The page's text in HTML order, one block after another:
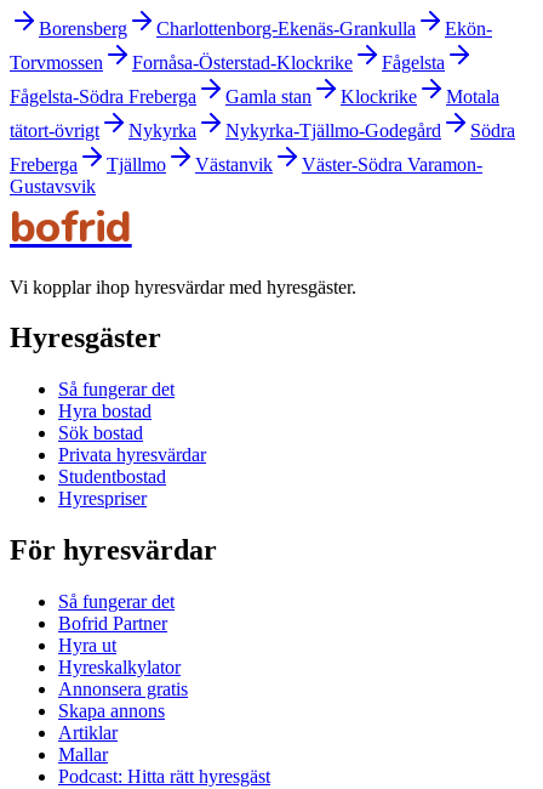
Borensberg Charlottenborg-Ekenäs-Grankulla
Ekön-
Torvmossen
Fornåsa-Österstad-Klockrike
Fågelsta
Fågelsta-Södra Freberga
Gamla stan Klockrike
Motala
tätort-övrigt
Nykyrka Nykyrka-Tjällmo-Godegård
Södra
Freberga
Tjällmo Västanvik
Väster-Södra Varamon-
Gustavsvik
bofrid
Vi kopplar ihop hyresvärdar med hyresgäster.
Hyresgäster
Så fungerar det
Hyra bostad
Sök bostad
Privata hyresvärdar
Studentbostad
Hyrespriser
För hyresvärdar
Så fungerar det
Bofrid Partner
Hyra ut
Hyreskalkylator
Annonsera gratis
Skapa annons
Artiklar
Mallar
Podcast: Hitta rätt hyresgäst